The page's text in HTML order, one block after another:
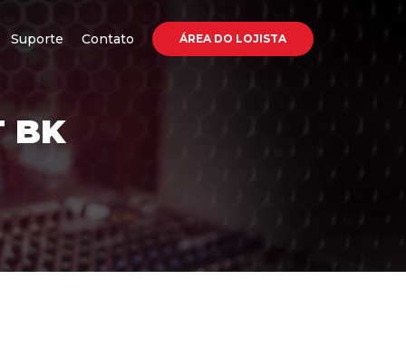
Suporte Contato ÁREA DO LOJISTA
BK